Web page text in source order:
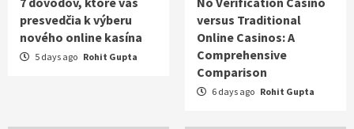
presvedčia k výberu
nového online kasína
5 days ago Rohit Gupta
versus Traditional
Online Casinos: A
Comprehensive
Comparison
6 days ago Rohit Gupta